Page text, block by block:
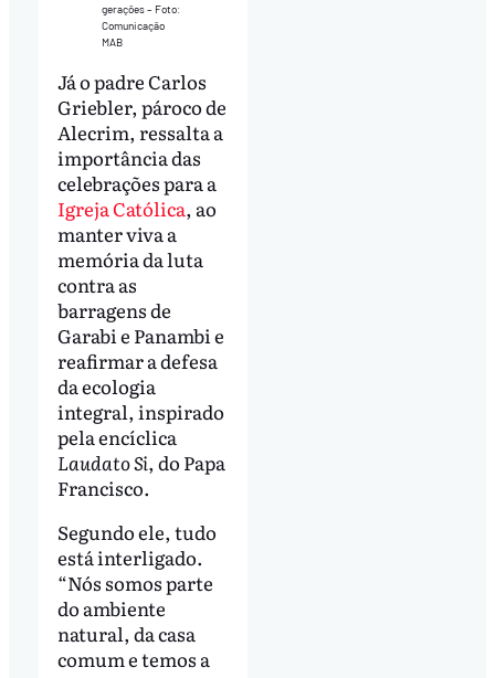
gerações – Foto:
Comunicação
MAB
Já o padre Carlos
Griebler, pároco de
Alecrim, ressalta a
importância das
celebrações para a
Igreja Católica, ao
manter viva a
memória da luta
contra as
barragens de
Garabi e Panambi e
reafirmar a defesa
da ecologia
integral, inspirado
pela encíclica
Laudato Si, do Papa
Francisco.
Segundo ele, tudo
está interligado.
“Nós somos parte
do ambiente
natural, da casa
comum e temos a